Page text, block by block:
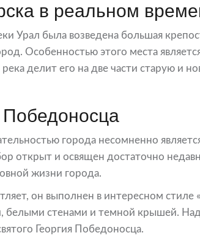
в реальном
Урал была возведена большая
Особенностью этого места
делит его на две части старую и
города несомненно
открыт и освящен достаточно
жизни города.
он выполнен в интересном стиле
белыми стенами и темной крышей.
Георгия Победоносца.